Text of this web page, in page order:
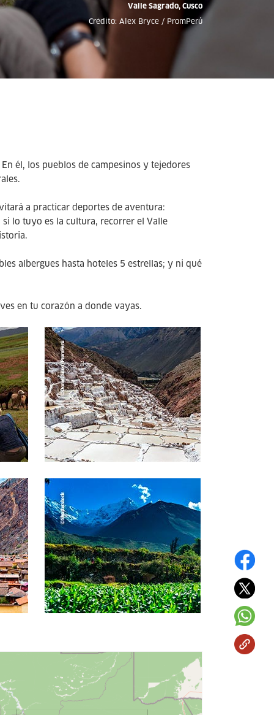
Valle Sagrado, Cusco
Crédito: Alex Bryce / PromPerú
él, los pueblos de campesinos y tejedores
a practicar deportes de aventura:
lo tuyo es la cultura, recorrer el Valle
albergues hasta hoteles 5 estrellas; y ni qué
en tu corazón a donde vayas.